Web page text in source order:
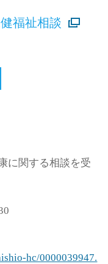
福祉相談
に関する相談を受
hc/0000039947.